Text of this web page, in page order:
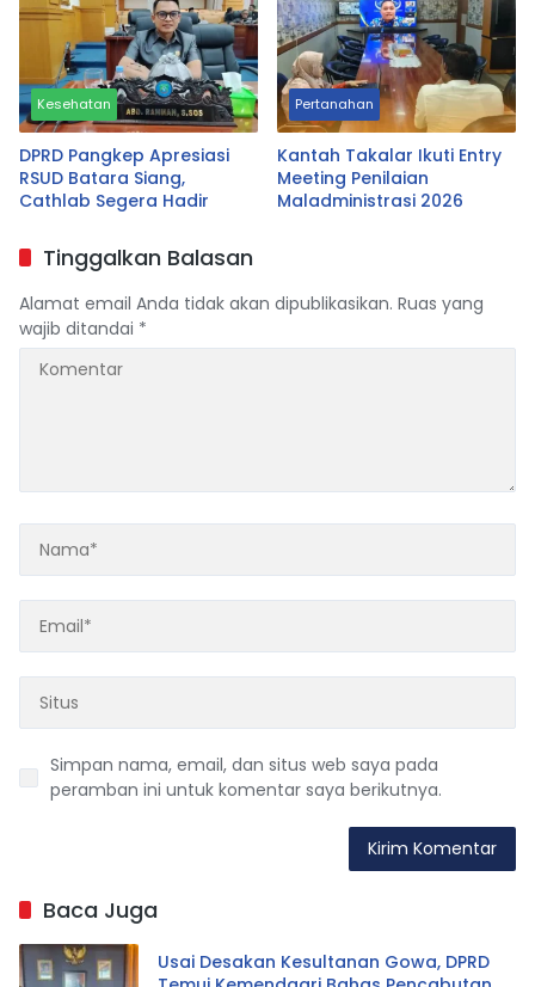
Fotogenik
Kesehatan
DPRD Pangkep Apresiasi
RSUD Batara Siang,
Cathlab Segera Hadir
Pertanahan
Kantah Takalar Ikuti Entry
Meeting Penilaian
Maladministrasi 2026
Tinggalkan Balasan
Alamat email Anda tidak akan dipublikasikan. Ruas yang
wajib ditandai *
Simpan nama, email, dan situs web saya pada
peramban ini untuk komentar saya berikutnya.
Baca Juga
Usai Desakan Kesultanan Gowa, DPRD